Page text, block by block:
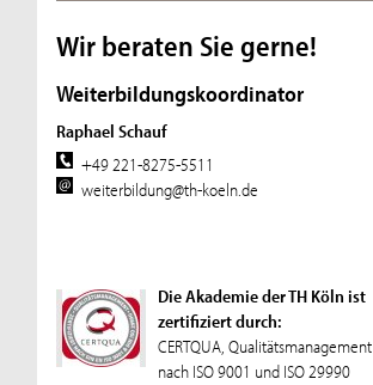
Wir beraten Sie gerne!
Weiterbildungskoordinator
Raphael Schauf
+49 221-8275-5511
weiterbildung@th-koeln.de
Die Akademie der TH Köln ist
zertifiziert durch:
CERTQUA, Qualitätsmanagement
nach ISO 9001 und ISO 29990